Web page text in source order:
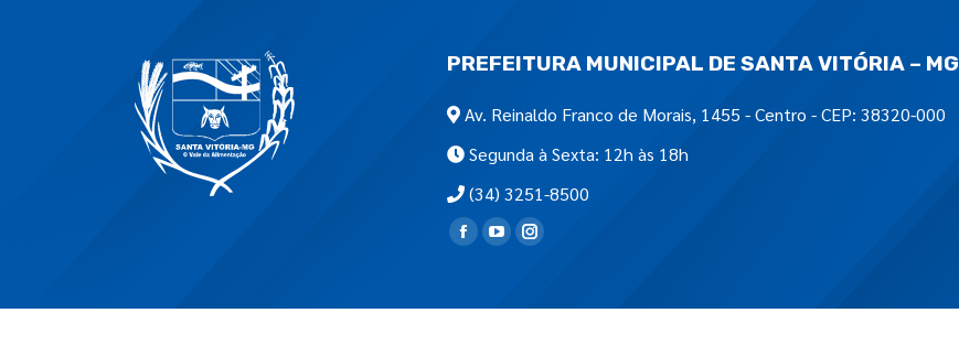
PREFEITURA MUNICIPAL DE SANTA VITÓRIA – MG
Av. Reinaldo Franco de Morais, 1455 - Centro - CEP: 38320-000
Segunda à Sexta: 12h às 18h
(34) 3251-8500
Encontre-nos em: